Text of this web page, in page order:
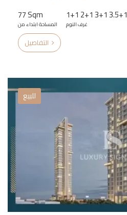
77 Sqm
المساحة ابتداء من
1+1 2+1 3+1 3.5+1
غرف النوم
للبيع